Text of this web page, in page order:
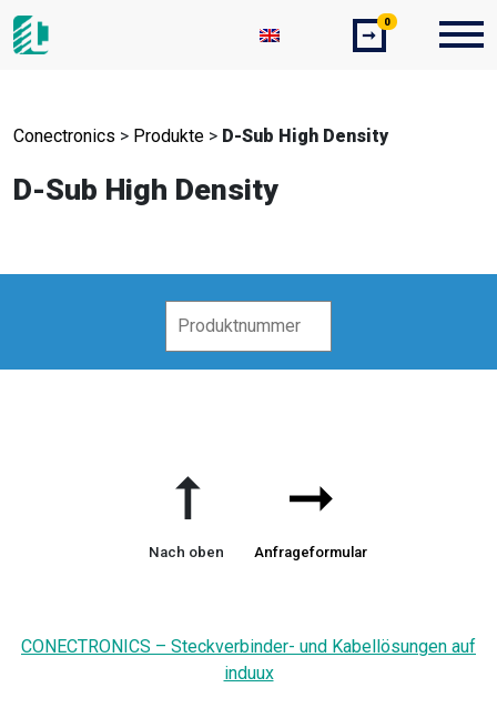
➞
0
Conectronics > Produkte > D-Sub High Density
D-Sub High Density
➞
Nach oben
➞
Anfrageformular
CONECTRONICS – Steckverbinder- und Kabellösungen auf
induux